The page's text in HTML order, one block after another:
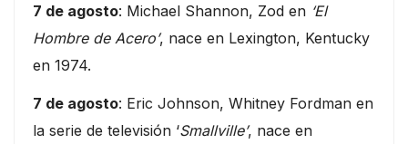
7 de agosto: Michael Shannon, Zod en ‘El
Hombre de Acero’, nace en Lexington, Kentucky
en 1974.
7 de agosto: Eric Johnson, Whitney Fordman en
la serie de televisión ‘Smallville’, nace en